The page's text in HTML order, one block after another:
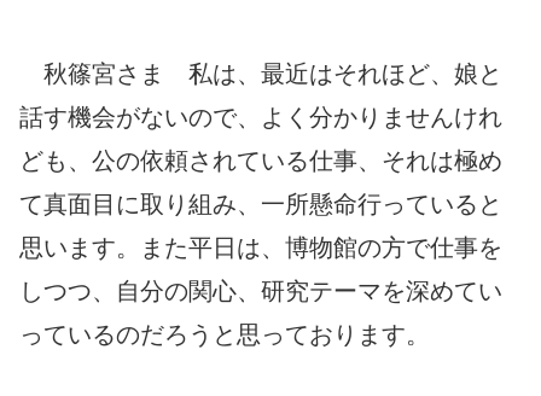
秋篠宮さま 私は、最近はそれほど、娘と
話す機会がないので、よく分かりませんけれ
ども、公の依頼されている仕事、それは極め
て真面目に取り組み、一所懸命行っていると
思います。また平日は、博物館の方で仕事を
しつつ、自分の関心、研究テーマを深めてい
っているのだろうと思っております。